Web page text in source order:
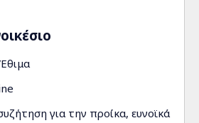
για την προίκα, ευνοϊκά